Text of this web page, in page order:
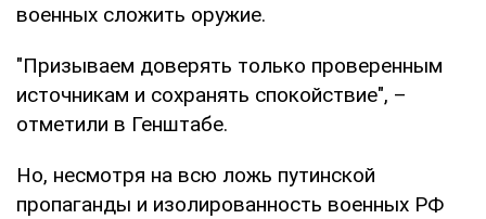
военных сложить оружие.
"Призываем доверять только проверенным
источникам и сохранять спокойствие", –
отметили в Генштабе.
Но, несмотря на всю ложь путинской
пропаганды и изолированность военных РФ